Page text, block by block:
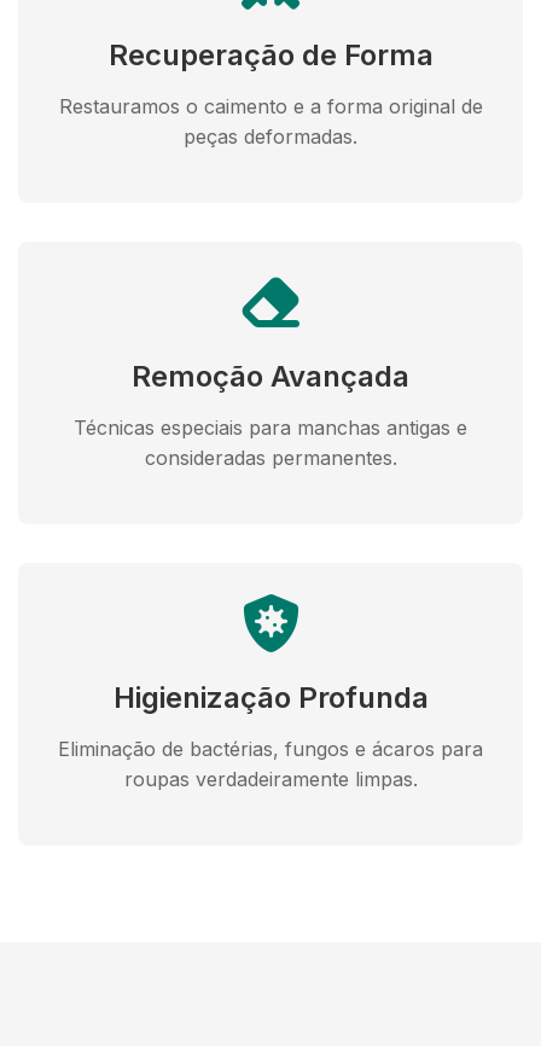
Recuperação de Forma
Restauramos o caimento e a forma original de
peças deformadas.
Remoção Avançada
Técnicas especiais para manchas antigas e
consideradas permanentes.
Higienização Profunda
Eliminação de bactérias, fungos e ácaros para
roupas verdadeiramente limpas.